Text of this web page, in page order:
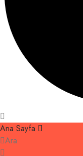
Ana Sayfa
Ara